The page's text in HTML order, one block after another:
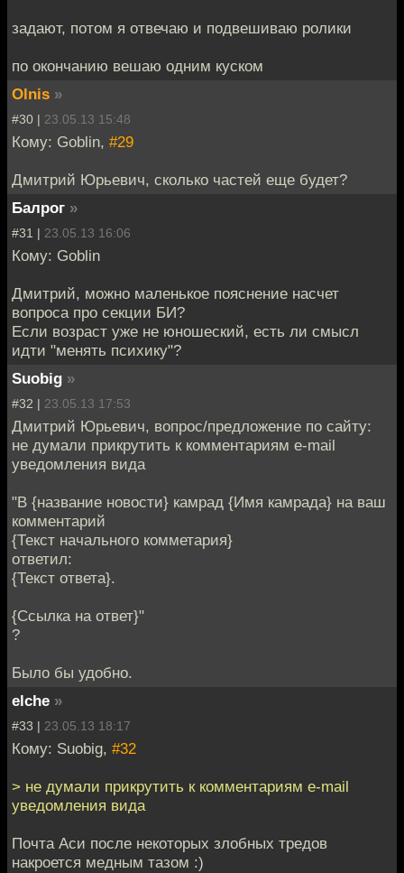
задают, потом я отвечаю и подвешиваю ролики
по окончанию вешаю одним куском
Olnis »
#30 | 23.05.13 15:48
Кому: Goblin, #29
Дмитрий Юрьевич, сколько частей еще будет?
Балрог »
#31 | 23.05.13 16:06
Кому: Goblin
Дмитрий, можно маленькое пояснение насчет
вопроса про секции БИ?
Если возраст уже не юношеский, есть ли смысл
идти "менять психику"?
Suobig »
#32 | 23.05.13 17:53
Дмитрий Юрьевич, вопрос/предложение по сайту:
не думали прикрутить к комментариям e-mail
уведомления вида
"В {название новости} камрад {Имя камрада} на ваш
комментарий
{Текст начального комметария}
ответил:
{Текст ответа}.
{Ссылка на ответ}"
?
Было бы удобно.
elche »
#33 | 23.05.13 18:17
Кому: Suobig, #32
> не думали прикрутить к комментариям e-mail
уведомления вида
Почта Аси после некоторых злобных тредов
накроется медным тазом :)